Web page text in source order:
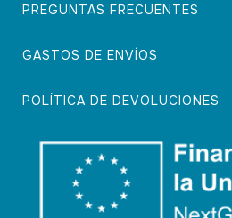
PREGUNTAS FRECUENTES
GASTOS DE ENVÍOS
POLÍTICA DE DEVOLUCIONES